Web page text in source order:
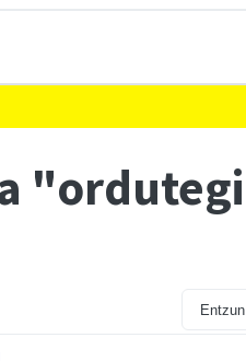
"ordutegi
Entzun